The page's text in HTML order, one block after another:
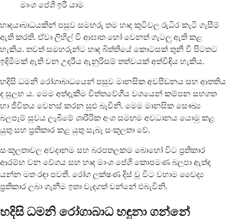
මාංශ පේශි ඉරී යාම
හෘදයාබාධයකින් පසුව සමහරු තම හෘද කුටිවල රුධිර කැටි ගැසීම්
ඇති කරති. ඒවා ලිහිල් වී ආඝාත හෝ වෙනත් ගැටලු ඇති කළ
හැකිය. තවත් සමහරුන්ට හෘද බිත්තියේ කොටසක් තුනී වී පිටතට
ඉදිමීමක් ඇති වන උදරීය ඇනුරිසම් තත්වයක් අත්විඳිය හැකිය.
හදිසි ධමනි රෝගාබාධයෙන් පසුව මානසික අවපීඩනය සහ ආතතිය
ද සුලභ ය. මෙම අත්දැකීම චිත්තවේගීය වශයෙන් කම්පන සහගත
හා ජීවිතය වෙනස් කරන සුළු බැවිනි. මෙම මානසික සෞඛ්‍ය
බලපෑම් සුවය ලැබීමේ ශාරීරික අංශ සමඟම අවධානය යොමු කළ
යුතු සහ ප්‍රතිකාර කළ යුතු සැබෑ සංකූලතා වේ.
සංකූලතාවල අවදානම සහ බරපතලකම බොහෝ විට ප්‍රතිකාර
ආරම්භ වන වේගය සහ හෘද මාංශ පේශි කොපමණ බලපා ඇත්ද
යන්න මත රඳා පවතී. රෝග ලක්ෂණ දිස් වූ විට වහාම වෛද්‍ය
ප්‍රතිකාර ලබා ගැනීම ඉතා වැදගත් වන්නේ එබැවිනි.
හදිසි ධමනි රෝගාබාධ හඳුනා ගන්නේ